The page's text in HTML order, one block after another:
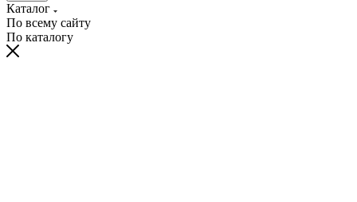
Каталог
По всему сайту
По каталогу